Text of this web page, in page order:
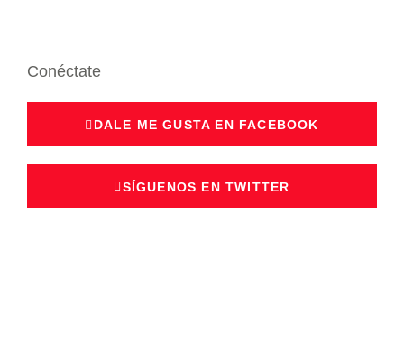
Conéctate
DALE ME GUSTA EN FACEBOOK
SÍGUENOS EN TWITTER